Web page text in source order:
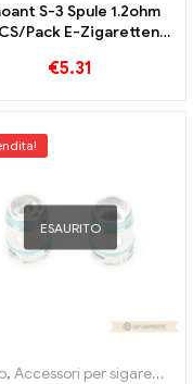
S-3 Spule 1.2ohm
Pack E-Zigaretten
Custom
€5.31
,Evaporatore
ESAURITO
, Accessori per sigarette elettroniche